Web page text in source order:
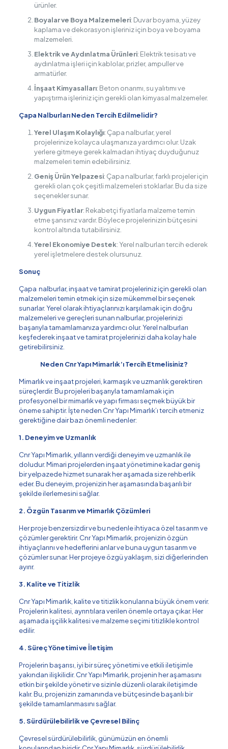
ürünler.
Boyalar ve Boya Malzemeleri: Duvar boyama, yüzey
kaplama ve dekorasyon işleriniz için boya ve boyama
malzemeleri.
Elektrik ve Aydınlatma Ürünleri: Elektrik tesisatı ve
aydınlatma işleri için kablolar, prizler, ampuller ve
armatürler.
İnşaat Kimyasalları: Beton onarımı, su yalıtımı ve
yapıştırma işleriniz için gerekli olan kimyasal malzemeler.
Çapa Nalburları Neden Tercih Edilmelidir?
Yerel Ulaşım Kolaylığı: Çapa nalburlar, yerel
projelerinize kolayca ulaşmanıza yardımcı olur. Uzak
yerlere gitmeye gerek kalmadan ihtiyaç duyduğunuz
malzemeleri temin edebilirsiniz.
Geniş Ürün Yelpazesi: Çapa nalburlar, farklı projeler için
gerekli olan çok çeşitli malzemeleri stoklarlar. Bu da size
seçenekler sunar.
Uygun Fiyatlar: Rekabetçi fiyatlarla malzeme temin
etme şansınız vardır. Böylece projelerinizin bütçesini
kontrol altında tutabilirsiniz.
Yerel Ekonomiye Destek: Yerel nalburları tercih ederek
yerel işletmelere destek olursunuz.
Sonuç
Çapa nalburlar, inşaat ve tamirat projeleriniz için gerekli olan
malzemeleri temin etmek için size mükemmel bir seçenek
sunarlar. Yerel olarak ihtiyaçlarınızı karşılamak için doğru
malzemeleri ve gereçleri sunan nalburlar, projelerinizi
başarıyla tamamlamanıza yardımcı olur. Yerel nalburları
keşfederek inşaat ve tamirat projelerinizi daha kolay hale
getirebilirsiniz.
Neden Cnr Yapı Mimarlık’ı Tercih Etmelisiniz?
Mimarlık ve inşaat projeleri, karmaşık ve uzmanlık gerektiren
süreçlerdir. Bu projeleri başarıyla tamamlamak için
profesyonel bir mimarlık ve yapı firması seçmek büyük bir
öneme sahiptir. İşte neden Cnr Yapı Mimarlık’ı tercih etmeniz
gerektiğine dair bazı önemli nedenler:
1. Deneyim ve Uzmanlık
Cnr Yapı Mimarlık, yılların verdiği deneyim ve uzmanlık ile
doludur. Mimari projelerden inşaat yönetimine kadar geniş
bir yelpazede hizmet sunarak her aşamada size rehberlik
eder. Bu deneyim, projenizin her aşamasında başarılı bir
şekilde ilerlemesini sağlar.
2. Özgün Tasarım ve Mimarlık Çözümleri
Her proje benzersizdir ve bu nedenle ihtiyaca özel tasarım ve
çözümler gerektirir. Cnr Yapı Mimarlık, projenizin özgün
ihtiyaçlarını ve hedeflerini anlar ve buna uygun tasarım ve
çözümler sunar. Her projeye özgü yaklaşım, sizi diğerlerinden
ayırır.
3. Kalite ve Titizlik
Cnr Yapı Mimarlık, kalite ve titizlik konularına büyük önem verir.
Projelerin kalitesi, ayrıntılara verilen önemle ortaya çıkar. Her
aşamada işçilik kalitesi ve malzeme seçimi titizlikle kontrol
edilir.
4. Süreç Yönetimi ve İletişim
Projelerin başarısı, iyi bir süreç yönetimi ve etkili iletişimle
yakından ilişkilidir. Cnr Yapı Mimarlık, projenin her aşamasını
etkin bir şekilde yönetir ve sizinle düzenli olarak iletişimde
kalır. Bu, projenizin zamanında ve bütçesinde başarılı bir
şekilde tamamlanmasını sağlar.
5. Sürdürülebilirlik ve Çevresel Bilinç
Çevresel sürdürülebilirlik, günümüzün en önemli